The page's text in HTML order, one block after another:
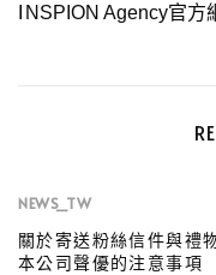
INSPION Agency官方
NEWS_TW
關於寄送粉絲信件與禮
本公司聲優的注意事項